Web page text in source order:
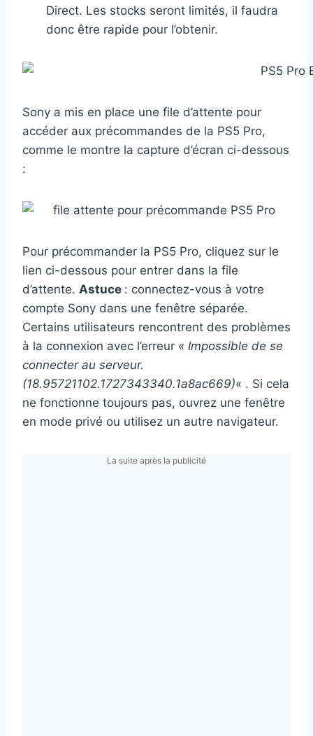
Direct. Les stocks seront limités, il faudra
donc être rapide pour l’obtenir.
Sony a mis en place une file d’attente pour
accéder aux précommandes de la PS5 Pro,
comme le montre la capture d’écran ci-dessous
:
Pour précommander la PS5 Pro, cliquez sur le
lien ci-dessous pour entrer dans la file
d’attente. Astuce : connectez-vous à votre
compte Sony dans une fenêtre séparée.
Certains utilisateurs rencontrent des problèmes
à la connexion avec l’erreur « Impossible de se
connecter au serveur.
(18.95721102.1727343340.1a8ac669)« . Si cela
ne fonctionne toujours pas, ouvrez une fenêtre
en mode privé ou utilisez un autre navigateur.
La suite après la publicité